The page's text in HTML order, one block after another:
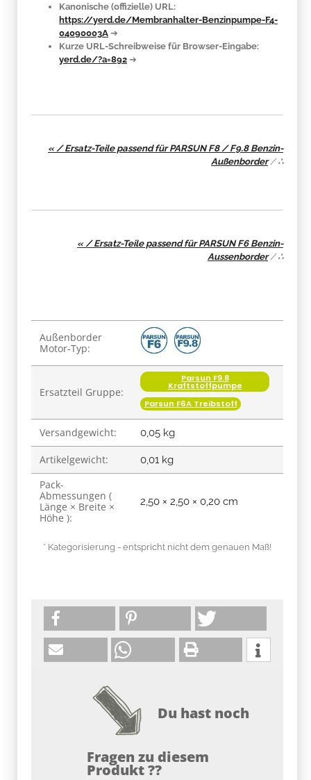
Kanonische (offizielle) URL:
https://yerd.de/Membranhalter-Benzinpumpe-F4-
04090003A ➔
Kurze URL-Schreibweise für Browser-Eingabe:
yerd.de/?a=892 ➔
« / Ersatz-Teile passend für PARSUN F8 / F9.8 Benzin-
Außenborder/∴
« / Ersatz-Teile passend für PARSUN F6 Benzin-
Aussenborder/∴
Produkteigenschaft
Wert
Außenborder
Motor-Typ:
Ersatzteil Gruppe:
Parsun F9.8
Kraftstoffpumpe
Parsun F6A Treibstoff
Versandgewicht: 0,05 kg
Artikelgewicht: 0,01 kg
Pack-
Abmessungen (
Länge × Breite ×
Höhe ):
2,50 × 2,50 × 0,20 cm
* Kategorisierung - entspricht nicht dem genauen Maß!
Du hast noch
Fragen zu diesem
Produkt ??